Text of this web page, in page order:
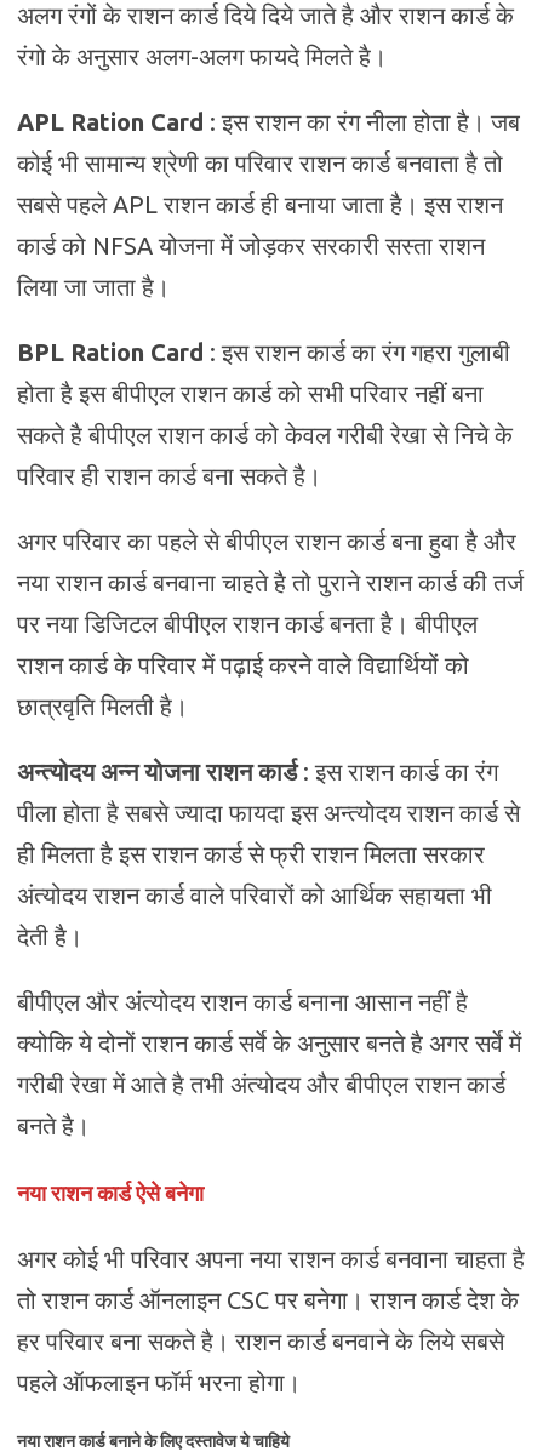
अलग रंगों के राशन कार्ड दिये दिये जाते है और राशन कार्ड के
रंगो के अनुसार अलग-अलग फायदे मिलते है।
APL Ration Card : इस राशन का रंग नीला होता है। जब
कोई भी सामान्य श्रेणी का परिवार राशन कार्ड बनवाता है तो
सबसे पहले APL राशन कार्ड ही बनाया जाता है। इस राशन
कार्ड को NFSA योजना में जोड़कर सरकारी सस्ता राशन
लिया जा जाता है।
BPL Ration Card : इस राशन कार्ड का रंग गहरा गुलाबी
होता है इस बीपीएल राशन कार्ड को सभी परिवार नहीं बना
सकते है बीपीएल राशन कार्ड को केवल गरीबी रेखा से निचे के
परिवार ही राशन कार्ड बना सकते है।
अगर परिवार का पहले से बीपीएल राशन कार्ड बना हुवा है और
नया राशन कार्ड बनवाना चाहते है तो पुराने राशन कार्ड की तर्ज
पर नया डिजिटल बीपीएल राशन कार्ड बनता है। बीपीएल
राशन कार्ड के परिवार में पढ़ाई करने वाले विद्यार्थियों को
छात्रवृति मिलती है।
अन्त्योदय अन्न योजना राशन कार्ड: इस राशन कार्ड का रंग
पीला होता है सबसे ज्यादा फायदा इस अन्त्योदय राशन कार्ड से
ही मिलता है इस राशन कार्ड से फ्री राशन मिलता सरकार
अंत्योदय राशन कार्ड वाले परिवारों को आर्थिक सहायता भी
देती है।
बीपीएल और अंत्योदय राशन कार्ड बनाना आसान नहीं है
क्योकि ये दोनों राशन कार्ड सर्वे के अनुसार बनते है अगर सर्वे में
गरीबी रेखा में आते है तभी अंत्योदय और बीपीएल राशन कार्ड
बनते है।
नया राशन कार्ड ऐसे बनेगा
अगर कोई भी परिवार अपना नया राशन कार्ड बनवाना चाहता है
तो राशन कार्ड ऑनलाइन CSC पर बनेगा। राशन कार्ड देश के
हर परिवार बना सकते है। राशन कार्ड बनवाने के लिये सबसे
पहले ऑफलाइन फॉर्म भरना होगा।
नया राशन कार्ड बनाने के लिए दस्तावेज ये चाहिये